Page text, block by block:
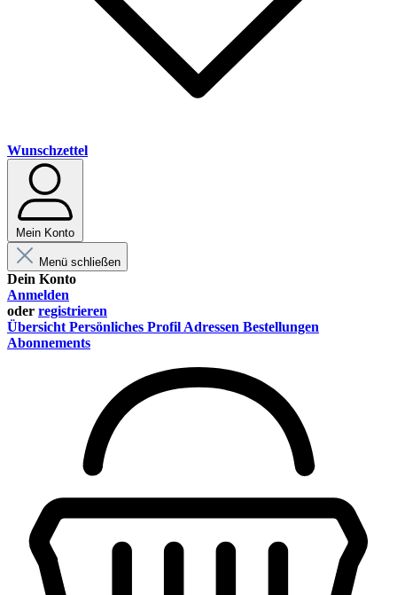
Wunschzettel
Mein Konto
Menü schließen
Dein Konto
Anmelden
oder registrieren
Übersicht Persönliches Profil Adressen Bestellungen
Abonnements